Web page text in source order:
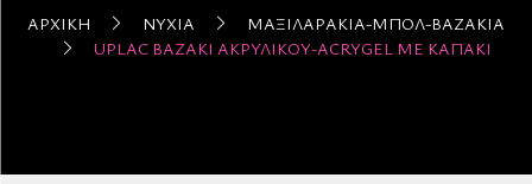
ΑΡΧΙΚΉ ΝΎΧΙΑ
ΜΑΞΙΛΑΡΆΚΙΑ-ΜΠΟΛ-ΒΆΖΑΚΙΑ
UPLAC ΒΑΖΆΚΙ ΑΚΡΥΛΙΚΟΎ-ACRYGEL ΜΕ ΚΑΠΆΚΙ